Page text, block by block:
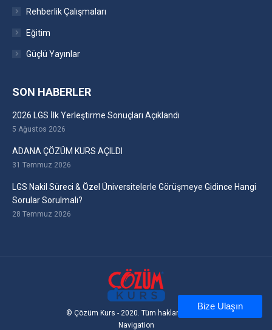
Rehberlik Çalışmaları
Eğitim
Güçlü Yayınlar
SON HABERLER
2026 LGS İlk Yerleştirme Sonuçları Açıklandı
5 Ağustos 2026
ADANA ÇÖZÜM KURS AÇILDI
31 Temmuz 2026
LGS Nakil Süreci & Özel Üniversitelerle Görüşmeye Gidince Hangi
Sorular Sorulmalı?
28 Temmuz 2026
© Çözüm Kurs - 2020. Tüm hakları saklıdır
Navigation
Bize Ulaşın